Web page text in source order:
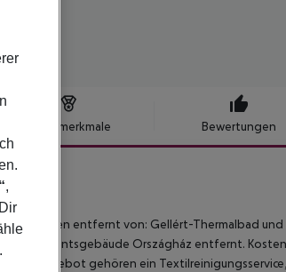
Hotelmerkmale Bewertungen
entfernt von: Gellért-Thermalbad
Parlamentsgebäude Országház entfernt.
Zum Angebot gehören ein
,
.